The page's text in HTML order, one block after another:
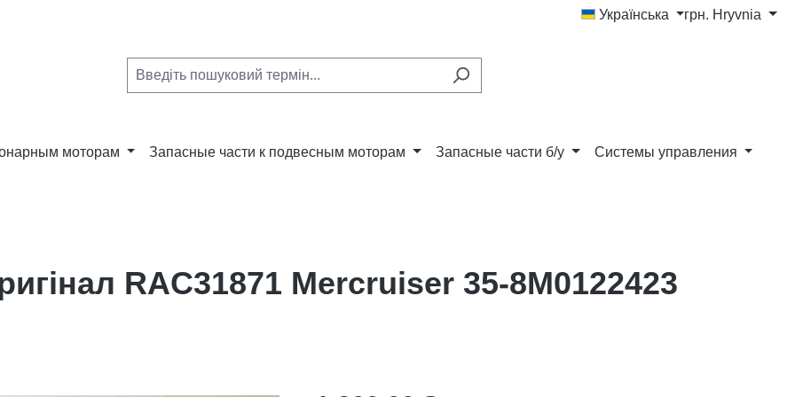
Українська грн. Hryvnia
моторам Запасные части к подвесным моторам Запасные части б/у Системы управления
RAC31871 Mercruiser 35-8M0122423